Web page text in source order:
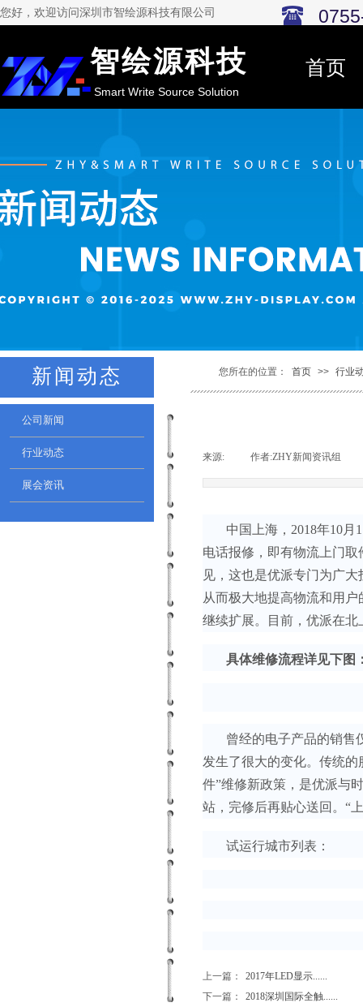
您好，欢迎访问深圳市智绘源科技有限公司
智绘源科技
Smart Write Source Solution
首页
新闻动态 首页 >> 行业
您所在的位置：
公司新闻
行业动态
展会资讯
来源: 作者:ZHY新闻资讯组
中国上海，2018年10月
电话报修，即有物流上门
见，这也是优派专门为广
从而极大地提高物流和用
继续扩展。目前，优派在
具体维修流程详见下图
曾经的电子产品的销售
发生了很大的变化。传统
件”维修新政策，是优派与
站，完修后再贴心送回。“
试运行城市列表：
上一篇：
2017年LED显示......
下一篇：
2018深圳国际全触......